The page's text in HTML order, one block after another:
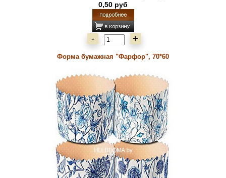
0,50 руб
- +
Форма бумажная "Фарфор", 70*60